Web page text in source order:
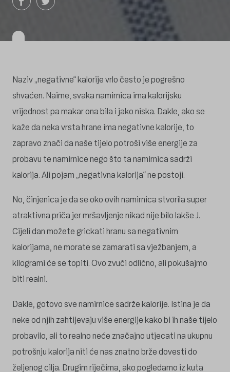
Naziv „negativne“ kalorije vrlo često je pogrešno
shvaćen. Naime, svaka namirnica ima kalorijsku
vrijednost pa makar ona bila i jako niska. Dakle, ako se
kaže da neka vrsta hrane ima negativne kalorije, to
zapravo znači da naše tijelo potroši više energije za
probavu te namirnice nego što ta namirnica sadrži
kalorija. Ali pojam „negativna kalorija“ ne postoji.
No, činjenica je da se oko ovih namirnica stvorila super
atraktivna priča jer mršavljenje nikad nije bilo lakše J.
Cijeli dan možete grickati hranu sa negativnim
kalorijama, ne morate se zamarati sa vježbanjem, a
kilogrami će se topiti. Ovo zvuči odlično, ali pokušajmo
biti realni.
Dakle, gotovo sve namirnice sadrže kalorije. Istina je da
neke od njih zahtijevaju više energije kako bi ih naše tijelo
probavilo, ali to realno neće značajno utjecati na ukupnu
potrošnju kalorija niti će nas znatno brže dovesti do
željenog cilja. Drugim riječima, ako pogledamo iz kuta